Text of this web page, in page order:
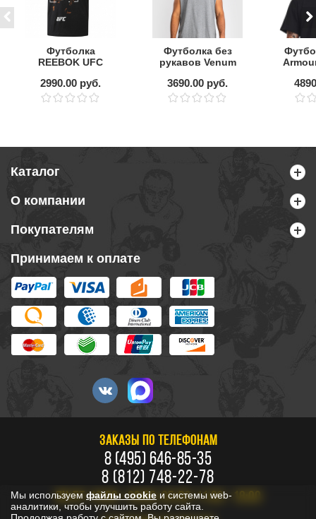
Футболка
REEBOK UFC
2990.00 руб.
Футболка без
рукавов Venum
Heather Grey
3690.00 руб.
Каталог
О компании
Покупателям
Принимаем к оплате
ЗАКАЗЫ ПО ТЕЛЕФОНАМ
8 (495) 646-85-35
8 (812) 748-22-78
ПН-ПТ: 10:00 - 20:00, СБ-ВС: 11:00 - 18:00
Мы используем файлы cookie и системы web-
аналитики, чтобы улучшить работу сайта.